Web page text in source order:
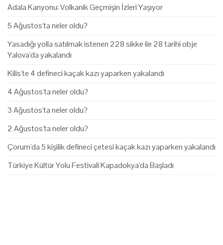
Adala Kanyonu: Volkanik Geçmişin İzleri Yaşıyor
5 Ağustos'ta neler oldu?
Yasadığı yolla satılmak istenen 228 sikke ile 28 tarihi obje
Yalova'da yakalandı
Kilis'te 4 defineci kaçak kazı yaparken yakalandı
4 Ağustos'ta neler oldu?
3 Ağustos'ta neler oldu?
2 Ağustos'ta neler oldu?
Çorum'da 5 kişilik defineci çetesi kaçak kazı yaparken yakalandı
Türkiye Kültür Yolu Festivali Kapadokya'da Başladı